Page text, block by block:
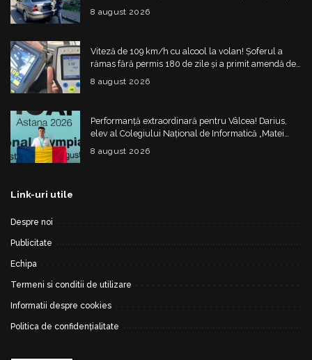
de 6 luni
8 august 2026
Viteză de 109 km/h cu alcool la volan! Șoferul a
rămas fără permis 180 de zile și a primit amendă de
4.325 de lei
8 august 2026
Performanță extraordinară pentru Vâlcea! Darius,
elev al Colegiului Național de Informatică „Matei
Basarab”, a cucerit argintul la Olimpiada
Internațională de Inteligență Artificială
8 august 2026
Link-uri utile
Despre noi
Publicitate
Echipa
Termeni si conditii de utilizare
Informatii despre cookies
Politica de confidențialitate